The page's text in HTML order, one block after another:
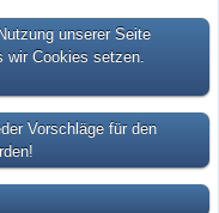
unserer Seite
wir Cookies setzen.
Vorschläge für den